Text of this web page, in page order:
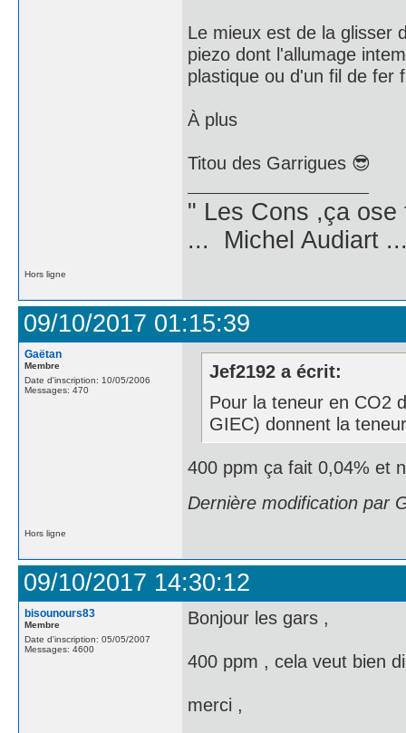
Le mieux est de la glisser
piezo dont l'allumage
plastique ou d'un fil de fer
À plus
Titou des Garrigues 😎
" Les Cons ,ça
... Michel Audiart
Hors ligne
09/10/2017 01:15:39
Gaëtan
Membre
Date d'inscription: 10/05/2006
Messages: 470
Jef2192 a écrit:
Pour la teneur en CO2
GIEC) donnent la
400 ppm ça fait 0,04% et
Dernière modification par
Hors ligne
09/10/2017 14:30:12
bisounours83
Membre
Date d'inscription: 05/05/2007
Messages: 4600
Bonjour les gars ,
400 ppm , cela veut bien
merci ,